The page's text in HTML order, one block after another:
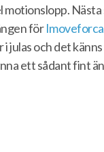
motionslopp.
för
i julas och det
ett sådant fint